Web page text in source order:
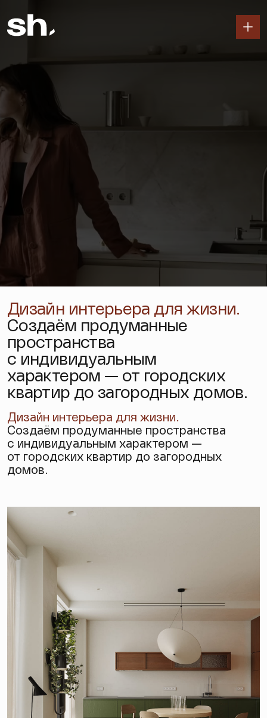
Дизайн интерьера для жизни.
Создаём продуманные
пространства
с индивидуальным
характером — от городских
квартир до загородных домов.
Дизайн интерьера для жизни.
Создаём продуманные пространства
с индивидуальным характером —
от городских квартир до загородных
домов.